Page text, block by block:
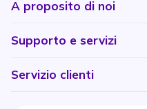
A proposito di noi
Supporto e servizi
Servizio clienti